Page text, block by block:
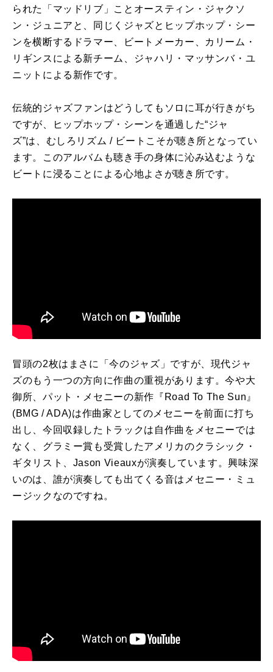
られた「マッドリブ」ことオースティン・ジャクソ
ン・ジュニアと、同じくジャズとヒップホップ・シー
ンを横断するドラマー、ビートメーカー、カリーム・
リギンスによる新チーム、ジャハリ・マッサンバ・ユ
ニットによる新作です。
伝統的ジャズファンはどうしてもソロに耳が行きがち
ですが、ヒップホップ・シーンを通過した“ジャ
ズ”は、むしろリズム/ ビートこそが聴き所となってい
ます。このアルバムも聴き手の身体に沁み込むような
ビートに浸ることによる心地よさが聴き所です。
冒頭の2枚はまさに「今のジャズ」ですが、現代ジャ
ズのもう一つの方向に作曲の重視があります。今や大
御所、パット・メセニーの新作『 Road To The Sun 』
(BMG / ADA)は作曲家としてのメセニーを前面に打ち
出し、今回収録したトラックは自作曲をメセニーでは
なく、グラミー賞も受賞したアメリカのクラシック・
ギタリスト、 Jason Vieauxが演奏しています。興味深
いのは、誰が演奏しても出てくる音はメセニー・ミュ
ージックなのですね。